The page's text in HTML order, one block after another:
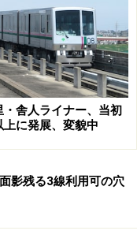
・舎人ライナー、当初
上に発展、変貌中
影残る3線利用可の穴